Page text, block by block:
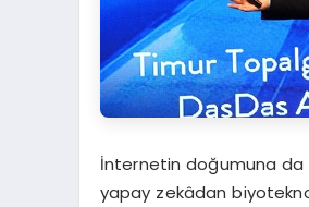
İnternetin doğumuna da
yapay zekâdan